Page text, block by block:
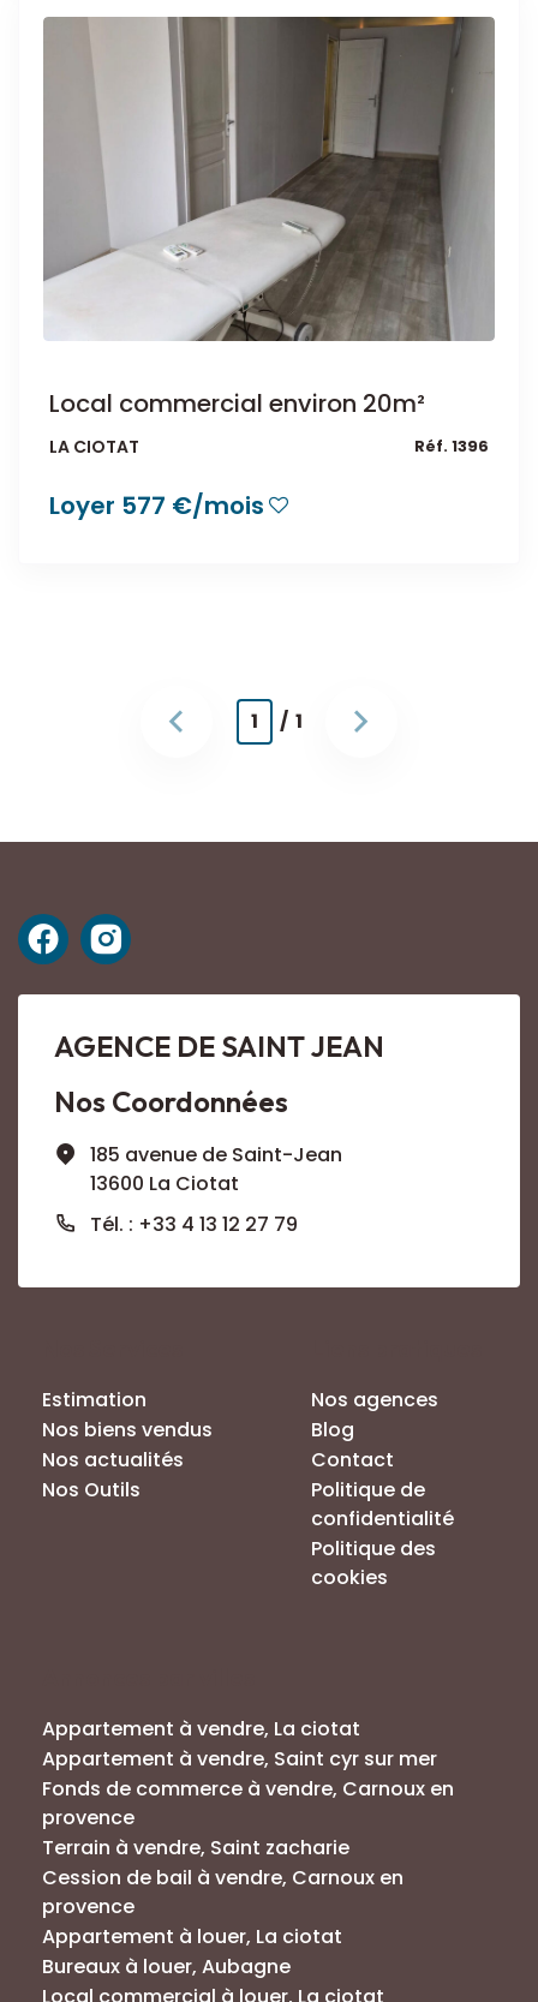
Local commercial environ 20m²
LA CIOTAT Réf. 1396
Loyer 577 €/mois
1 / 1
AGENCE DE SAINT JEAN
Nos Coordonnées
185 avenue de Saint-Jean
13600 La Ciotat
Tél. : +33 4 13 12 27 79
Estimation
Nos biens vendus
Nos actualités
Nos Outils
Nos agences
Blog
Contact
Politique de
confidentialité
Politique des
cookies
Appartement à vendre, La ciotat
Appartement à vendre, Saint cyr sur mer
Fonds de commerce à vendre, Carnoux en
provence
Terrain à vendre, Saint zacharie
Cession de bail à vendre, Carnoux en
provence
Appartement à louer, La ciotat
Bureaux à louer, Aubagne